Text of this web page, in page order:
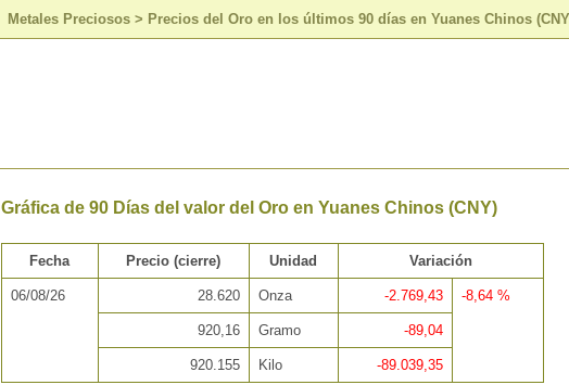
Metales Preciosos > Precios del Oro en los últimos 90 días en Yuanes Chinos
Gráfica de 90 Días del valor del Oro en Yuanes Chinos (CNY)
Fecha Precio (cierre) Unidad Variación
06/08/26 28.620 Onza -2.769,43 -8,64 %
920,16 Gramo -89,04
920.155 Kilo -89.039,35